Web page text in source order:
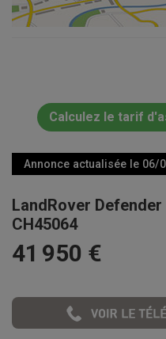
Calculez le tarif
Annonce actualisée le 06/
LandRover Defender
CH45064
41 950 €